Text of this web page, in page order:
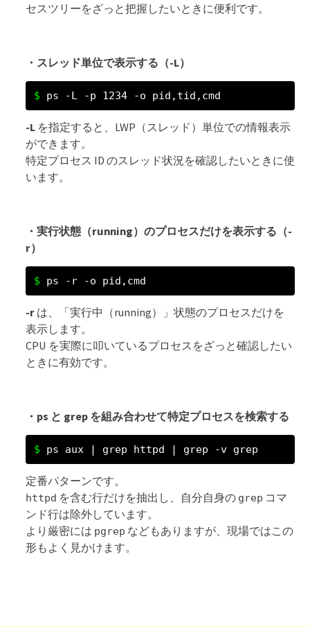
セスツリーをざっと把握したいときに便利です。
・スレッド単位で表示する（-L）
ps -L -p 1234 -o pid,tid,cmd
-Lを指定すると、LWP（スレッド）単位での情報表示
ができます。
特定プロセス ID のスレッド状況を確認したいときに使
います。
・実行状態（running）のプロセスだけを表示する（-
r）
ps -r -o pid,cmd
-rは、「実行中（running）」状態のプロセスだけを
表示します。
CPU を実際に叩いているプロセスをざっと確認したい
ときに有効です。
・ps と grep を組み合わせて特定プロセスを検索する
ps aux | grep httpd | grep -v grep
定番パターンです。
httpd を含む行だけを抽出し、自分自身の grep コマ
ンド行は除外しています。
より厳密には pgrep などもありますが、現場ではこの
形もよく見かけます。